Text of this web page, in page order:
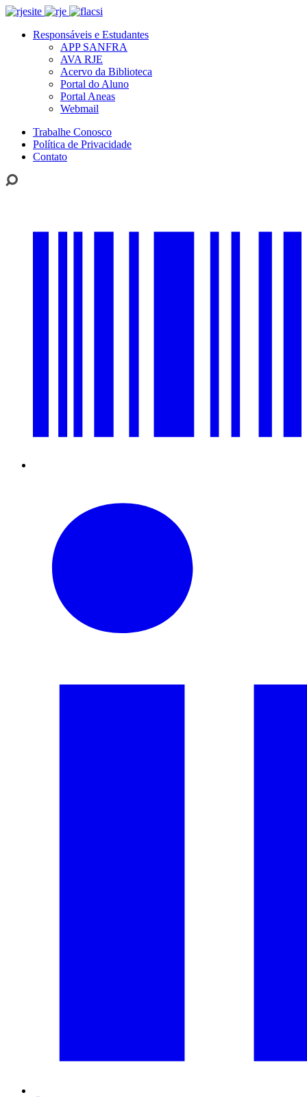
Responsáveis e Estudantes
APP SANFRA
AVA RJE
Acervo da Biblioteca
Portal do Aluno
Portal Aneas
Webmail
Trabalhe Conosco
Política de Privacidade
Contato